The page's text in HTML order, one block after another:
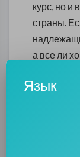
курс, но и
страны.
а все ли
неудач
власть
Язык